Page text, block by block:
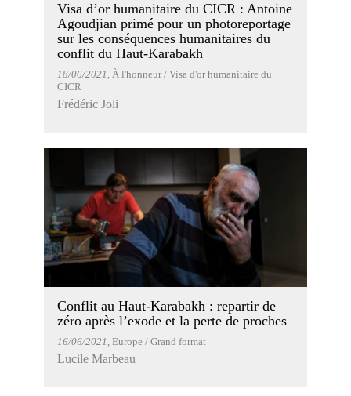
Visa d’or humanitaire du CICR : Antoine
Agoudjian primé pour un photoreportage
sur les conséquences humanitaires du
conflit du Haut-Karabakh
18/06/2021 , À l'honneur / Visa d'or humanitaire du
CICR
Frédéric Joli
Conflit au Haut-Karabakh : repartir de
zéro après l’exode et la perte de proches
16/06/2021 , Europe / Grand format
Lucile Marbeau